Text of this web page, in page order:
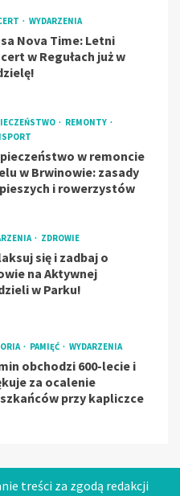
WYDARZENIA
Nova Time: Letni
w Regułach już w
REMONTY
w remoncie
w Brwinowie: zasady
i rowerzystów
ZDROWIE
się i zadbaj o
na Aktywnej
w Parku!
PAMIĘĆ WYDARZENIA
obchodzi 600-lecie i
za ocalenie
przy kapliczce
treści za zgodą redakcji